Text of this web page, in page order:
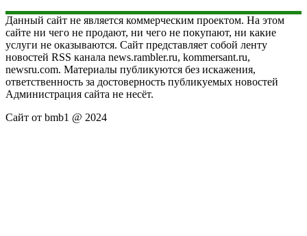
Данный сайт не является коммерческим проектом. На этом
сайте ни чего не продают, ни чего не покупают, ни какие
услуги не оказываются. Сайт представляет собой ленту
новостей RSS канала news.rambler.ru, kommersant.ru,
newsru.com. Материалы публикуются без искажения,
ответственность за достоверность публикуемых новостей
Администрация сайта не несёт.
Сайт от bmb1 @ 2024